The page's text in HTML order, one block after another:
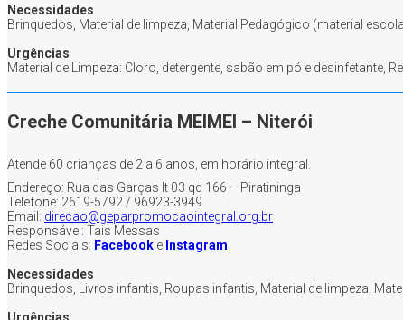
Necessidades
Brinquedos, Material de limpeza, Material Pedagógico (material
Urgências
Material de Limpeza: Cloro, detergente, sabão em pó e desinfetante,
Creche Comunitária MEIMEI – Niterói
Atende 60 crianças de 2 a 6 anos, em horário integral.
Endereço: Rua das Garças lt 03 qd 166 – Piratininga
Telefone: 2619-5792 / 96923-3949
Email: direcao@geparpromocaointegral.org.br
Responsável: Tais Messas
Redes Sociais: Facebook e Instagram
Necessidades
Brinquedos, Livros infantis, Roupas infantis, Material de limpeza,